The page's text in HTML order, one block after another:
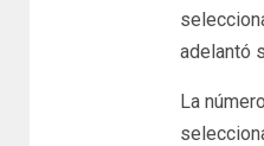
adelantó
La